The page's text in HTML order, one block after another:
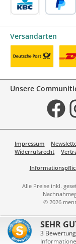
Versandarten
Unsere
Facebook
Impressum
Widerrufsrecht
Alle Preise inkl.
© 2026
SEHR
3